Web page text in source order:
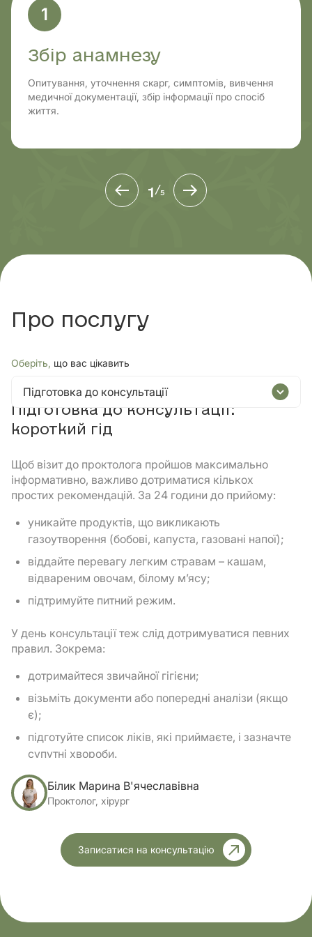
1
Збір анамнезу
Опитування, уточнення скарг, симптомів, вивчення
медичної документації, збір інформації про спосіб
життя.
1/5
Про послугу
Оберіть, що вас цікавить
Підготовка до консультації
Підготовка до консультації:
короткий гід
Щоб візит до проктолога пройшов максимально
інформативно, важливо дотриматися кількох
простих рекомендацій. За 24 години до прийому:
уникайте продуктів, що викликають
газоутворення (бобові, капуста, газовані напої);
віддайте перевагу легким стравам – кашам,
відвареним овочам, білому м’ясу;
підтримуйте питний режим.
У день консультації теж слід дотримуватися певних
правил. Зокрема:
дотримайтеся звичайної гігієни;
візьміть документи або попередні аналізи (якщо
є);
підготуйте список ліків, які приймаєте, і зазначте
супутні хвороби.
Прийом триває 20–40 хвилин. Лікар пояснить
кожен етап, відповість на питання й обговорить
Якщо ви хвилюєтеся перед першим візитом – це
нормально. У центрі AMBY усе зроблено для того,
Підготовка проста: дотримання гігієни, легка їжа
Білик Марина В'ячеславівна
Проктолог, хірург
Записатися на консультацію